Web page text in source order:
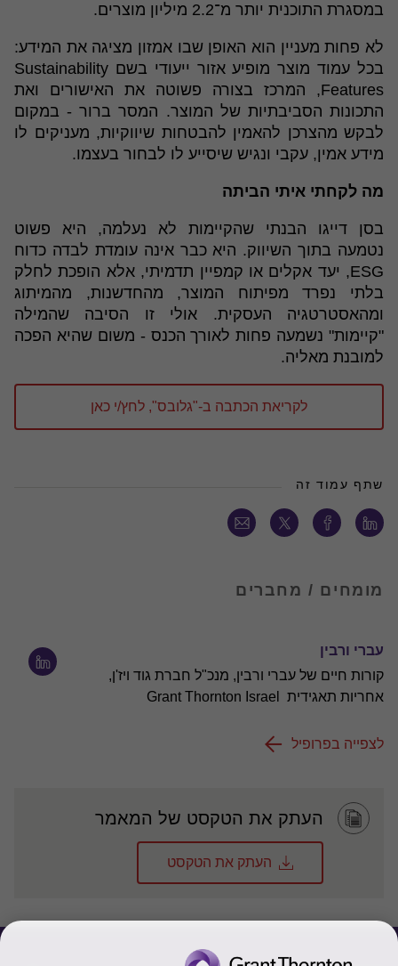
במסגרת התוכנית יותר מ־2.2 מיליון מוצרים.
לא פחות מעניין הוא האופן שבו אמזון מציגה את המידע:
בכל עמוד מוצר מופיע אזור ייעודי בשם Sustainability
Features, המרכז בצורה פשוטה את האישורים ואת
התכונות הסביבתיות של המוצר. המסר ברור - במקום
לבקש מהצרכן להאמין להבטחות שיווקיות, מעניקים לו
מידע אמין, עקבי ונגיש שיסייע לו לבחור בעצמו.
מה לקחתי איתי הביתה
בסן דייגו הבנתי שהקיימות לא נעלמה, היא פשוט
נטמעה בתוך השיווק. היא כבר אינה עומדת לבדה כדוח
ESG, יעד אקלים או קמפיין תדמיתי, אלא הופכת לחלק
בלתי נפרד מפיתוח המוצר, מהחדשנות, מהמיתוג
ומהאסטרטגיה העסקית. אולי זו הסיבה שהמילה
"קיימות" נשמעה פחות לאורך הכנס - משום שהיא הפכה
למובנת מאליה.
לקריאת הכתבה ב-"גלובס", לחץ/י כאן
שתף עמוד זה
מומחים / מחברים
עברי ורבין
קורות חיים של עברי ורבין, מנכ"ל חברת גוד ויז'ן,
אחריות תאגידית Grant Thornton Israel
לצפייה בפרופיל
העתק את הטקסט של המאמר
העתק את הטקסט